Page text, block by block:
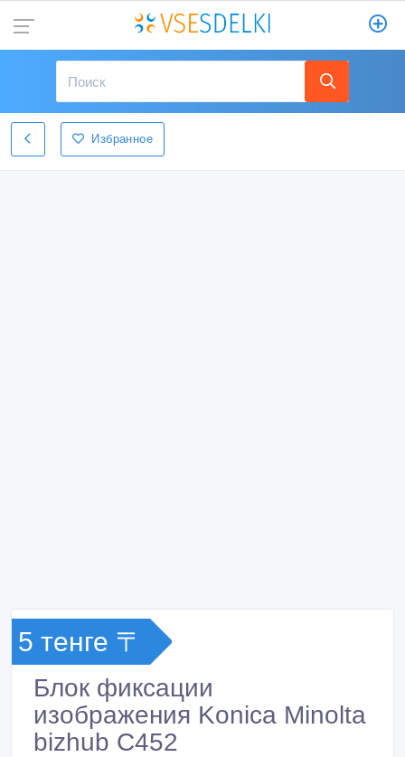
Избранное
5 тенге 〒
Блок фиксации
изображения Konica Minolta
bizhub C452